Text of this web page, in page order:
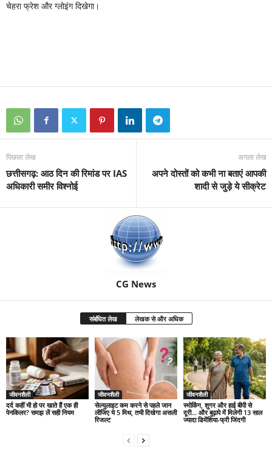
चेहरा फ्रेश और ग्लोइंग दिखेगा।
पिछला लेख
छत्तीसगढ़: आठ दिन की रिमांड पर IAS
अधिकारी समीर विश्नोई
अगला लेख
अपने दोस्तों को कभी ना बताएं आपकी
शादी से जुड़े ये सीक्रेट
CG News
संबंधित लेख लेखक से और अधिक
जीवनशैली
दर्द कहीं भी हो पर खाते हैं एक ही
पेनकिलर? समझ लें सही नियम
जीवनशैली
सेल्युलाइट कम करने से पहले जान
लीजिए ये 5 मिथ, तभी दिखेगा असली
रिजल्ट
जीवनशैली
स्मोकिंग, शुगर और हाई बीपी से
दूरी… और बुढ़ापे में मिलेगी 13 साल
ज्यादा डिमेंशिया-फ्री जिंदगी